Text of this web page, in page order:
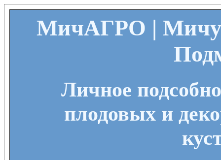
МичАГРО |
Личное
плодовых и